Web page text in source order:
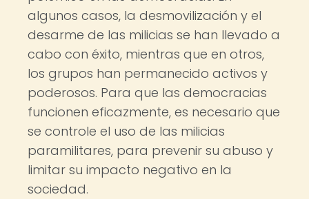
algunos casos, la desmovilización y el
desarme de las milicias se han llevado a
cabo con éxito, mientras que en otros,
los grupos han permanecido activos y
poderosos. Para que las democracias
funcionen eficazmente, es necesario que
se controle el uso de las milicias
paramilitares, para prevenir su abuso y
limitar su impacto negativo en la
sociedad.